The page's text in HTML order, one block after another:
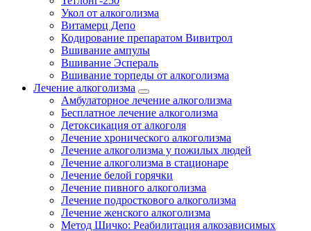
Укол от алкоголизма
Витамерц Депо
Кодирование препаратом Вивитрол
Вшивание ампулы
Вшивание Эспераль
Вшивание торпеды от алкоголизма
Лечение алкоголизма
Амбулаторное лечение алкоголизма
Бесплатное лечение алкоголизма
Детоксикация от алкоголя
Лечение хронического алкоголизма
Лечение алкоголизма у пожилых людей
Лечение алкоголизма в стационаре
Лечение белой горячки
Лечение пивного алкоголизма
Лечение подросткового алкоголизма
Лечение женского алкоголизма
Метод Шичко: Реабилитация алкозависимых